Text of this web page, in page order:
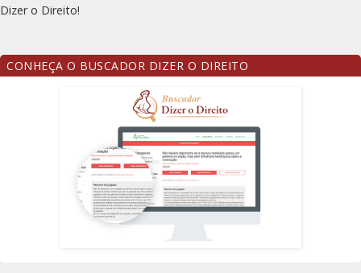
Dizer o Direito!
CONHEÇA O BUSCADOR DIZER O DIREITO